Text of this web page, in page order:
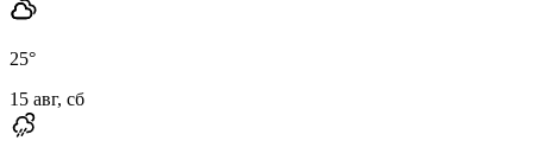
25°
15 авг, сб